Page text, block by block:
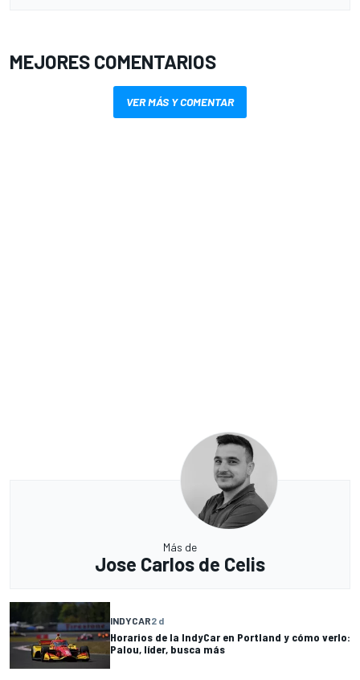
MEJORES COMENTARIOS
VER MÁS Y COMENTAR
Más de
Jose Carlos de Celis
INDYCAR2 d
Horarios de la IndyCar en Portland y cómo verlo:
Palou, líder, busca más